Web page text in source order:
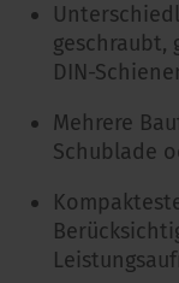
geschraubt,
DIN-
Mehrere
Schublade